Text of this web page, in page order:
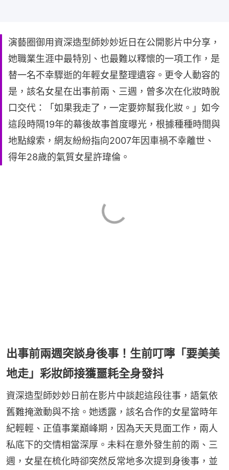
演藝圈御用資深造型師妙妙近日在公開影片中分享，
她職業生涯中最特別、也最難以釋懷的一項工作，是
替一名不幸驟逝的年輕女星整理遺容。更令人動容的
是，該名女星在出事前兩、三週，曾多次在化妝時脫
口交代：「如果我走了，一定要妳幫我化妝。」如今
這段時隔19年的幕後故事首度曝光，根據種種時間與
地點線索，網友紛紛指向2007年因車禍不幸離世、
得年28歲的氣質女星許瑋倫。
出事前兩週突談身後事！生前叮嚀「要美美
地走」彩妝師接獲噩耗全身發抖
資深造型師妙妙日前在影片中談起這段往事，語氣依
舊難掩激動與不捨。她透露，該名合作的女星當時年
紀輕輕、正值事業巔峰期，因為天天見面工作，兩人
私底下的交情相當深厚。未料在意外發生前的兩、三
週，女星在梳化時卻突然反常地多次提到身後事，並